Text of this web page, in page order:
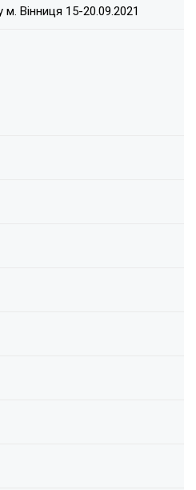
м. Вінниця 15-20.09.2021